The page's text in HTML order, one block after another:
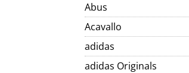
Abus
Acavallo
adidas
adidas Originals